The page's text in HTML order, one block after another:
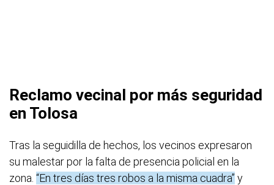
Reclamo vecinal por más seguridad
en Tolosa
Tras la seguidilla de hechos, los vecinos expresaron
su malestar por la falta de presencia policial en la
zona. “En tres días tres robos a la misma cuadra” y